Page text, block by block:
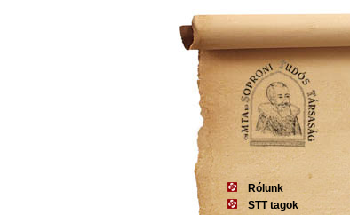
Rólunk
STT tagok